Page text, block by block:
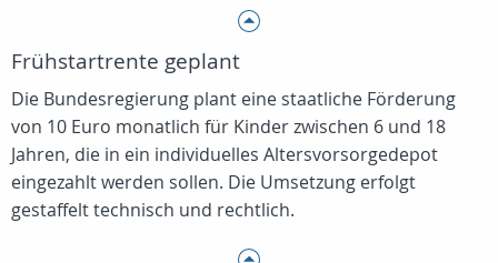
Frühstartrente geplant
Die Bundesregierung plant eine staatliche Förderung
von 10 Euro monatlich für Kinder zwischen 6 und 18
Jahren, die in ein individuelles Altersvorsorgedepot
eingezahlt werden sollen. Die Umsetzung erfolgt
gestaffelt technisch und rechtlich.